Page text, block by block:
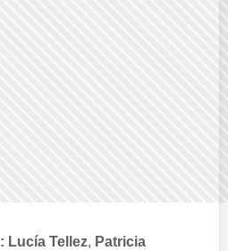
Lucía Tellez, Patricia